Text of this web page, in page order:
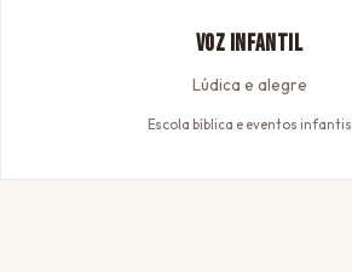
Voz Infantil
Lúdica e alegre
Escola bíblica e eventos infantis